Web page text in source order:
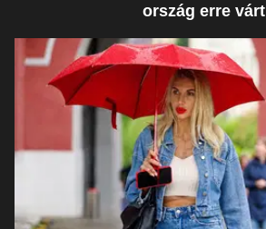
ország erre várt